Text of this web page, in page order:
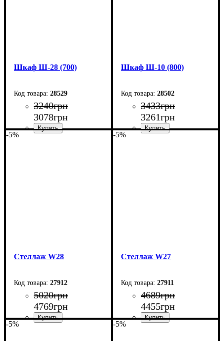
Шкаф Ш-28 (700)
28529
3240грн
3078грн
Шкаф Ш-10 (800)
28502
3433грн
3261грн
-5%
Стеллаж W28
27912
5020грн
4769грн
-5%
Стеллаж W27
27911
4689грн
4455грн
-5% -5%